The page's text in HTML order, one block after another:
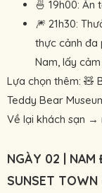
🍜 19h00: Ăn
🎆 21h30:
thực cảnh đa
Nam, lấy
Lựa chọn thêm: 🧸
Teddy Bear
Về lại khách sạn →
NGÀY 02 | NAM
SUNSET